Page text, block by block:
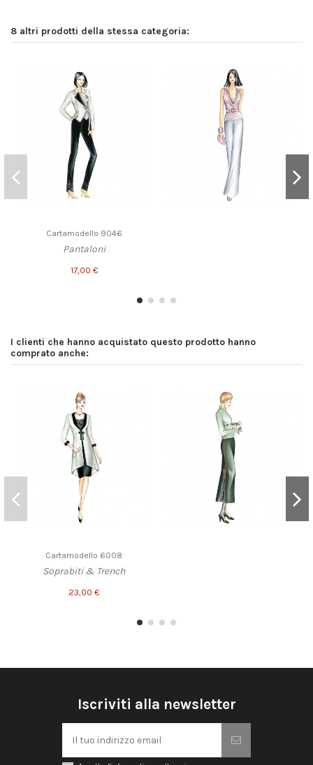
8 altri prodotti della stessa categoria:
Cartamodello 9046
Pantaloni
17,00 €
I clienti che hanno acquistato questo prodotto hanno
comprato anche:
Cartamodello 6008
Soprabiti & Trench
23,00 €
Iscriviti alla newsletter